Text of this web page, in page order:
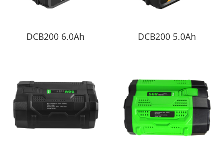
DCB200 6.0Ah DCB200 5.0Ah